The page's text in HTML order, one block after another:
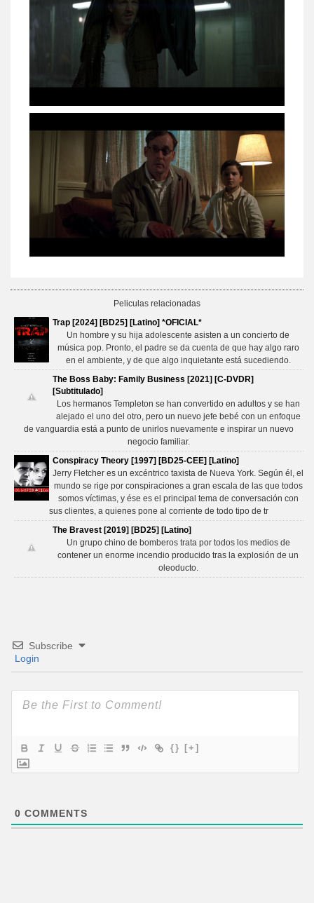
Peliculas relacionadas
Trap [2024] [BD25] [Latino] *OFICIAL*
Un hombre y su hija adolescente asisten a un concierto de
música pop. Pronto, el padre se da cuenta de que hay algo raro
en el ambiente, y de que algo inquietante está sucediendo.
The Boss Baby: Family Business [2021] [C-DVDR]
[Subtitulado]
Los hermanos Templeton se han convertido en adultos y se han
alejado el uno del otro, pero un nuevo jefe bebé con un enfoque
de vanguardia está a punto de unirlos nuevamente e inspirar un nuevo
negocio familiar.
Conspiracy Theory [1997] [BD25-CEE] [Latino]
Jerry Fletcher es un excéntrico taxista de Nueva York. Según él, el
mundo se rige por conspiraciones a gran escala de las que todos
somos víctimas, y ése es el principal tema de conversación con
sus clientes, a quienes pone al corriente de todo tipo de tr
The Bravest [2019] [BD25] [Latino]
Un grupo chino de bomberos trata por todos los medios de
contener un enorme incendio producido tras la explosión de un
oleoducto.
Subscribe
Login
{} [+]
0 COMMENTS